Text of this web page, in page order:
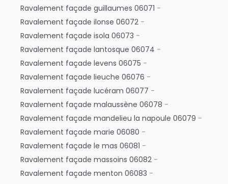
Ravalement façade guillaumes 06071 -
Ravalement façade ilonse 06072 -
Ravalement façade isola 06073 -
Ravalement façade lantosque 06074 -
Ravalement façade levens 06075 -
Ravalement façade lieuche 06076 -
Ravalement façade lucéram 06077 -
Ravalement façade malaussène 06078 -
Ravalement façade mandelieu la napoule 06079 -
Ravalement façade marie 06080 -
Ravalement façade le mas 06081 -
Ravalement façade massoins 06082 -
Ravalement façade menton 06083 -